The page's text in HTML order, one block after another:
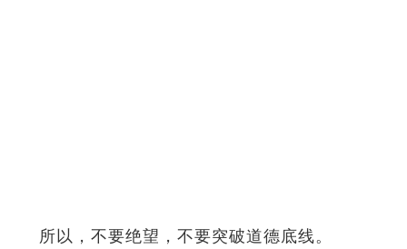
所以，不要绝望，不要突破道德底线。